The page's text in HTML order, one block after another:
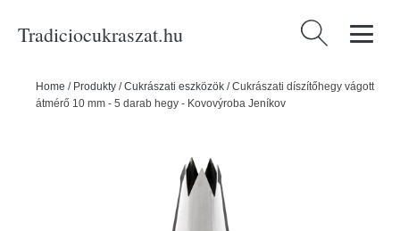
Tradiciocukraszat.hu Keresés:
Home / Produkty /Cukrászati eszközök /Cukrászati díszítőhegy vágott
átmérő 10 mm - 5 darab hegy - Kovovýroba Jeníkov